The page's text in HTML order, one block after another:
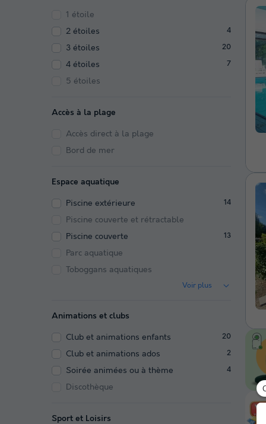
1 étoile
2 étoiles
4
3 étoiles 20
4 étoiles 7
5 étoiles
Accès à la plage
Accès direct à la plage
Bord de mer
Espace aquatique
Piscine extérieure 14
Piscine couverte et rétractable
Piscine couverte
13
Parc aquatique
Toboggans aquatiques
Voir plus
Animations et clubs
Club et animations enfants 20
Club et animations ados 2
Soirée animées ou à thème 4
Discothèque
Sport et Loisirs